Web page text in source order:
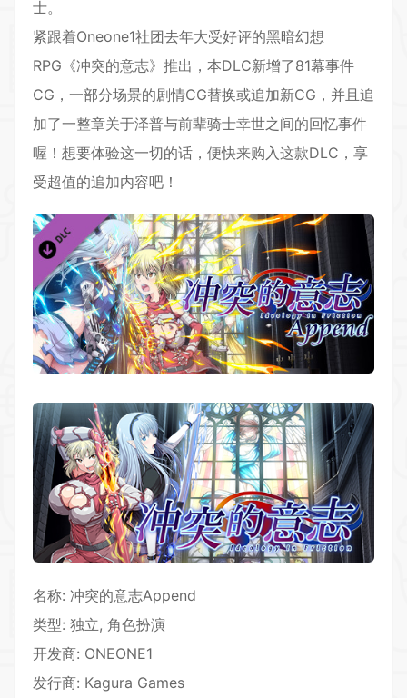
士。
紧跟着Oneone1社团去年大受好评的黑暗幻想
RPG 《冲突的意志》推出，本DLC新增了81幕事件
CG，一部分场景的剧情CG替换或追加新CG，并且追
加了一整章关于泽普与前辈骑士幸世之间的回忆事件
喔！想要体验这一切的话，便快来购入这款DLC，享
受超值的追加内容吧！
名称: 冲突的意志Append
类型: 独立, 角色扮演
开发商: ONEONE1
发行商: Kagura Games